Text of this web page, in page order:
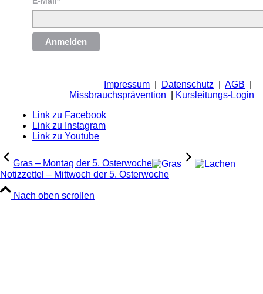
Anmelden
Impressum Datenschutz AGB
Missbrauchsprävention
Kursleitungs-Login
Link zu Facebook
Link zu Instagram
Link zu Youtube
Gras – Montag der 5. Osterwoche
Notizzettel – Mittwoch der 5. Osterwoche
Nach oben scrollen